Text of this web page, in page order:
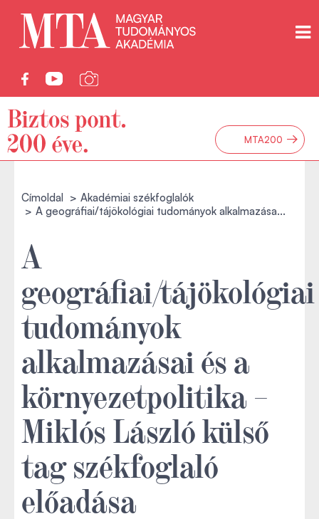
MTA200 →
Címoldal
Akadémiai székfoglalók
A geográfiai/tájökológiai tudományok alkalmazása...
A
geográfiai/tájökológiai
tudományok
alkalmazásai és a
környezetpolitika –
Miklós László külső
tag székfoglaló
előadása